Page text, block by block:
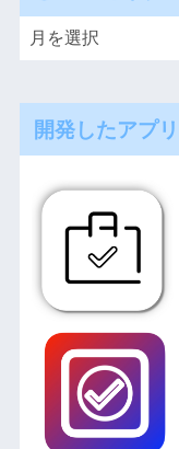
開発したアプリ